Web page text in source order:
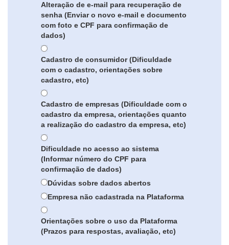
Alteração de e-mail para recuperação de
senha (Enviar o novo e-mail e documento
com foto e CPF para confirmação de
dados)
Cadastro de consumidor (Dificuldade
com o cadastro, orientações sobre
cadastro, etc)
Cadastro de empresas (Dificuldade com o
cadastro da empresa, orientações quanto
a realização do cadastro da empresa, etc)
Dificuldade no acesso ao sistema
(Informar número do CPF para
confirmação de dados)
Dúvidas sobre dados abertos
Empresa não cadastrada na Plataforma
Orientações sobre o uso da Plataforma
(Prazos para respostas, avaliação, etc)